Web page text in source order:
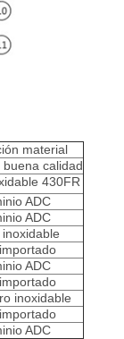
material
calidad
430FR
ADC
ADC
ADC
inoxidable
ADC